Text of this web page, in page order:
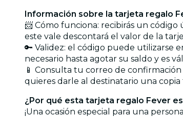
Información sobre la tarjeta regalo
📨 Cómo funciona: recibirás un
este vale descontará el valor de la
🔑 Validez: el código puede utilizarse
necesario hasta agotar su saldo y es
📱 Consulta tu correo de
quieres darle al destinatario una copia
¿Por qué esta tarjeta regalo Fever
¡Una ocasión especial para una